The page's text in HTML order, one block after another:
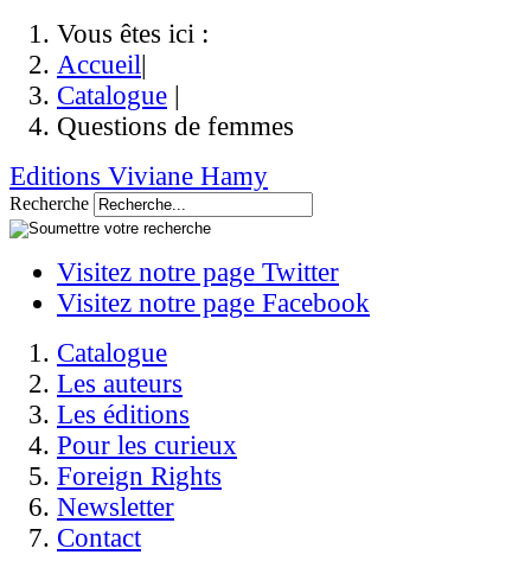
Vous êtes ici :
Accueil|
Catalogue |
Questions de femmes
Editions Viviane Hamy
Recherche
Visitez notre page Twitter
Visitez notre page Facebook
Catalogue
Les auteurs
Les éditions
Pour les curieux
Foreign Rights
Newsletter
Contact